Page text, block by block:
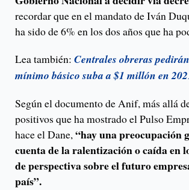
recordar que en el mandato de Iván
ha sido de 6% en los dos años que ha
Lea también: Centrales obreras
mínimo básico suba a $1 millón en
Según el documento de Anif, más allá
positivos que ha mostrado el Pulso
hace el Dane,“hay una preocupación
cuenta de la ralentización o caída en
de perspectiva sobre el futuro
país”.